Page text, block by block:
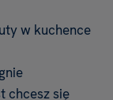
w kuchence
chcesz się